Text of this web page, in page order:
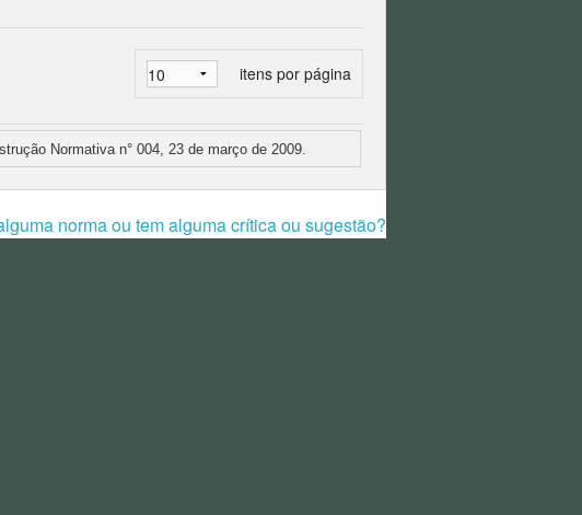
itens por página
Normativa n° 004, 23 de março de 2009.
norma ou tem alguma crítica ou sugestão?